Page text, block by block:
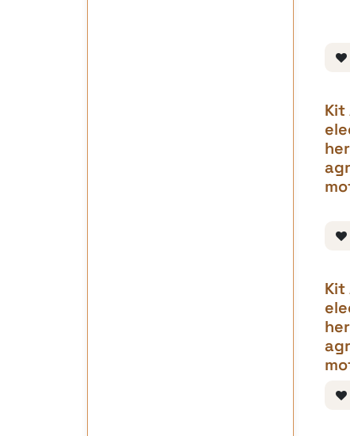
Kit
Kit